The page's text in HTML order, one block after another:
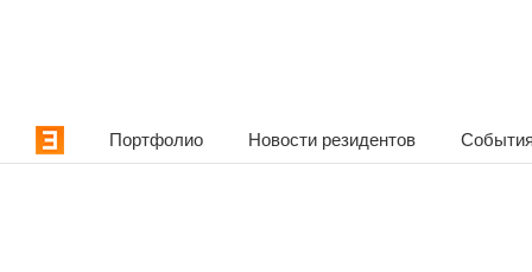
Портфолио Новости резидентов